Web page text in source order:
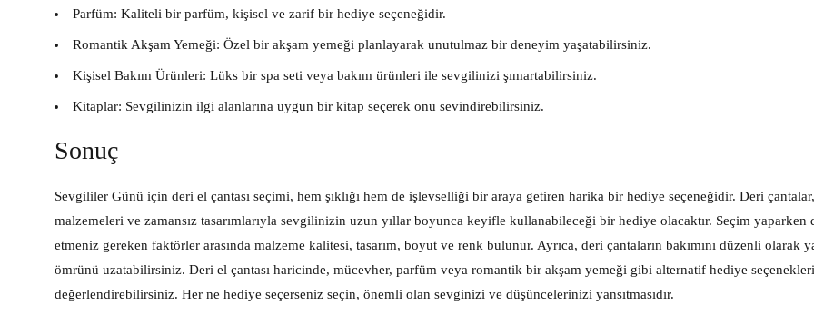
Parfüm: Kaliteli bir parfüm, kişisel ve zarif bir hediye seçeneğidir.
Romantik Akşam Yemeği: Özel bir akşam yemeği planlayarak unutulmaz bir deneyim yaşatabilirsiniz.
Kişisel Bakım Ürünleri: Lüks bir spa seti veya bakım ürünleri ile sevgilinizi şımartabilirsiniz.
Kitaplar: Sevgilinizin ilgi alanlarına uygun bir kitap seçerek onu sevindirebilirsiniz.
Sonuç
Sevgililer Günü için deri el çantası seçimi, hem şıklığı hem de işlevselliği bir araya getiren harika bir hediye seçeneğidir. Deri
malzemeleri ve zamansız tasarımlarıyla sevgilinizin uzun yıllar boyunca keyifle kullanabileceği bir hediye olacaktır. Seçim yaparken
etmeniz gereken faktörler arasında malzeme kalitesi, tasarım, boyut ve renk bulunur. Ayrıca, deri çantaların bakımını düzenli olarak
ömrünü uzatabilirsiniz. Deri el çantası haricinde, mücevher, parfüm veya romantik bir akşam yemeği gibi alternatif hediye
değerlendirebilirsiniz. Her ne hediye seçerseniz seçin, önemli olan sevginizi ve düşüncelerinizi yansıtmasıdır.